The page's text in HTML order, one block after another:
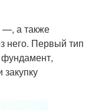
—, а также
него. Первый тип
фундамент,
закупку